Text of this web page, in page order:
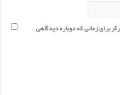
برای زمانی که دوباره دیدگاهی